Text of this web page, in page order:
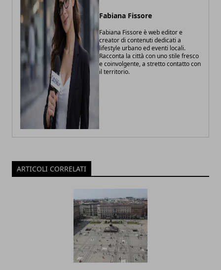
Fabiana Fissore
Fabiana Fissore è web editor e
creator di contenuti dedicati a
lifestyle urbano ed eventi locali.
Racconta la città con uno stile fresco
e coinvolgente, a stretto contatto con
il territorio.
ARTICOLI CORRELATI